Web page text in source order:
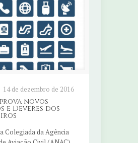
14 de dezembro de 2016
novos
e Deveres dos
Colegiada da Agência